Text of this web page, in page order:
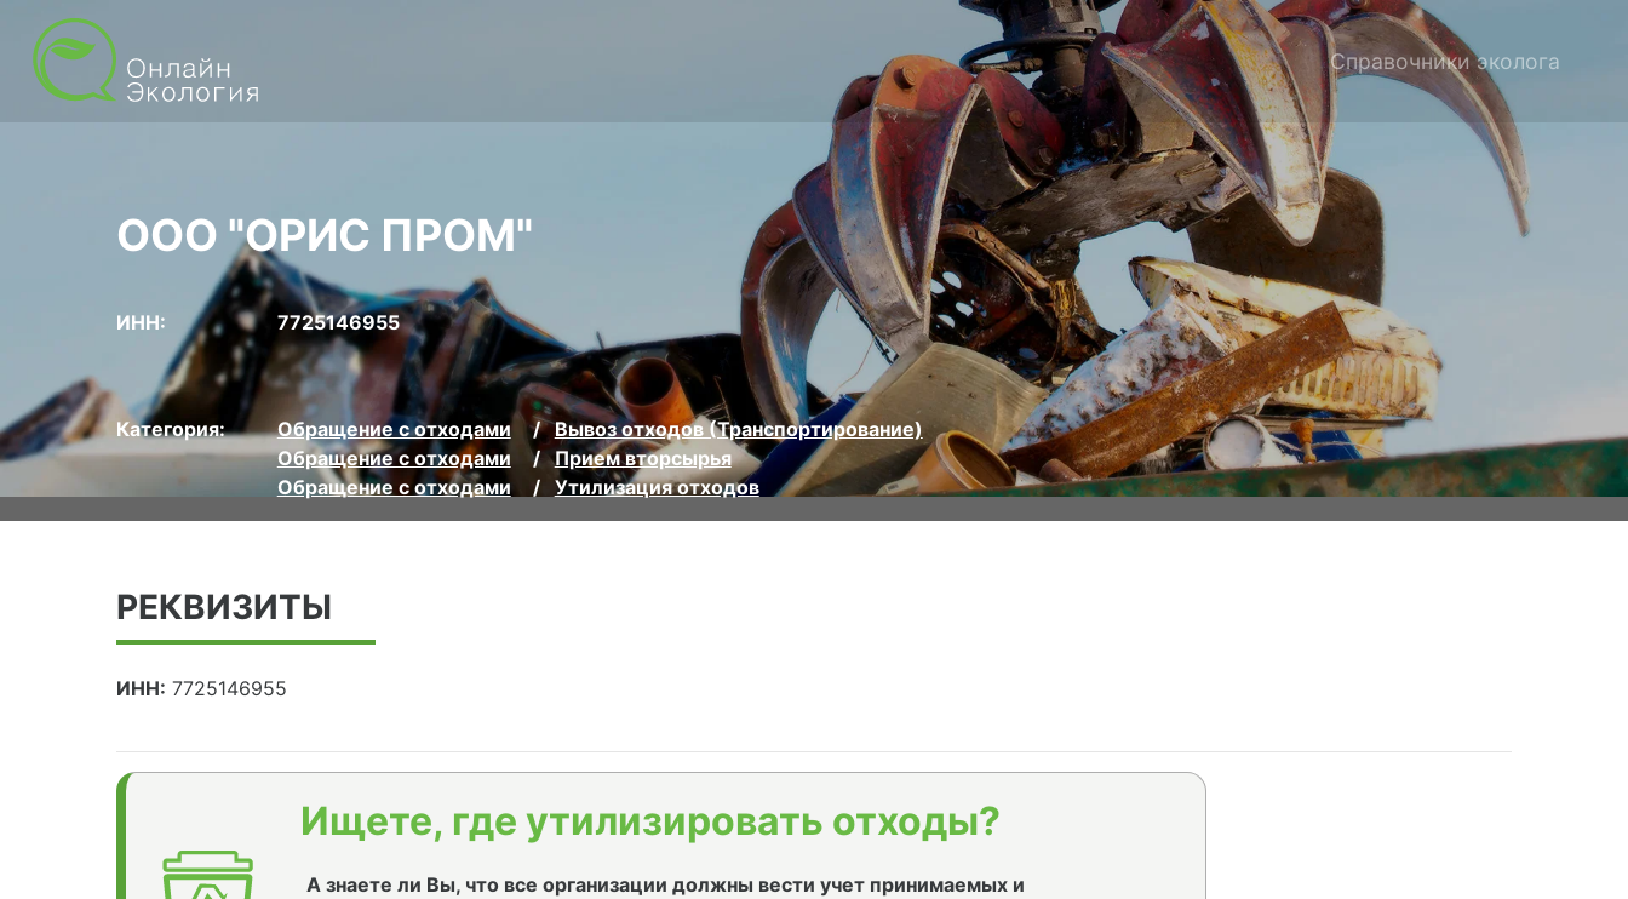
Справочники эколога
ООО "ОРИС ПРОМ"
ИНН: 7725146955
Категория: Обращение с отходами
Вывоз отходов (Транспортирование)
Обращение с отходами
Прием вторсырья
Обращение с отходами
Утилизация отходов
РЕКВИЗИТЫ
ИНН: 7725146955
Ищете, где утилизировать отходы?
А знаете ли Вы, что все организации должны вести учет принимаемых и